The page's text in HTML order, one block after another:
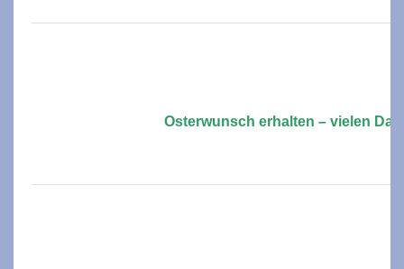
Osterwunsch erhalten – vielen